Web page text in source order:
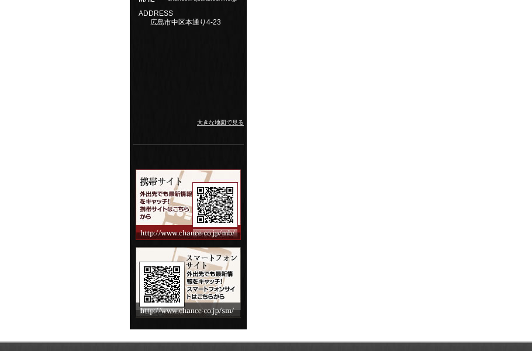
ADDRESS
広島市中区本通り4-23
大きな地図で見る